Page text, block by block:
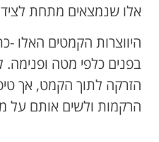
אלו שנמצאים מתחת
היווצרות הקמטים האלו
בפנים כלפי מטה ופנימה.
הזרקה לתוך הקמט, אך
הרקמות ולשים אותם על